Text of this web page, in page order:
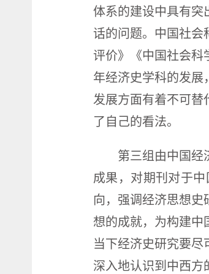
体系的建设中具有突
话的问题。中国社
评价》《中国社会
年经济史学科的发
发展方面有着不可
了自己的看法。
第三组由中国经
成果，对期刊对于
向，强调经济思想
想的成就，为构建中
当下经济史研究要
深入地认识到中西